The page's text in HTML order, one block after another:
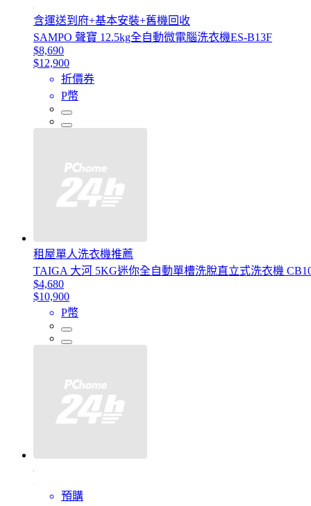
含運送到府+基本安裝+舊機回收
SAMPO 聲寶 12.5kg全自動微電腦洗衣機ES-B13F
$8,690
$12,900
折價券
P幣
租屋單人洗衣機推薦
TAIGA 大河 5KG迷你全自動單槽洗脫直立式洗衣機
$4,680
$10,900
P幣
預購